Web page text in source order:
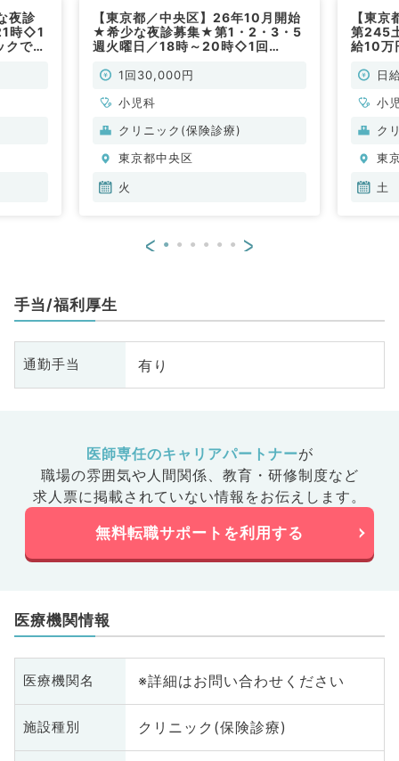
夜診
時◇1
での
【東京都／中央区】26年10月開始
★希少な夜診募集★第1・2・3・5
週火曜日／18時～20時◇1回
勤務です（小児科／非常勤）
1回30,000円
小児科
クリニック(保険診療)
東京都中央区
火
【東
第245
給10万
日
小
ク
東
土
< >
手当/福利厚生
通勤手当 有り
医師専任のキャリアパートナーが
職場の雰囲気や人間関係、 教育・研修制度など
求人票に掲載されていない情報をお伝えします。
無料転職サポートを利用する
医療機関情報
医療機関名 ※詳細はお問い合わせください
施設種別 クリニック(保険診療)